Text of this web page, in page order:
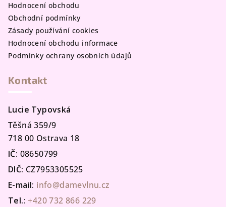
Hodnocení obchodu
Obchodní podmínky
Zásady používání cookies
Hodnocení obchodu informace
Podmínky ochrany osobních údajů
Kontakt
Lucie Typovská
Těšná 359/9
718 00 Ostrava 18
IČ: 08650799
DIČ: CZ7953305525
E-mail: info@damevlnu.cz
Tel.: +420 732 866 229